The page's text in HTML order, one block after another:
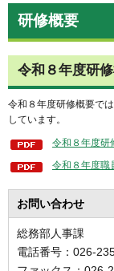
研修概要
令和８年度研
令和８年度研修概要で
しています。
令和８年度研
令和８年度職
お問い合わせ
総務部人事課
電話番号：026-